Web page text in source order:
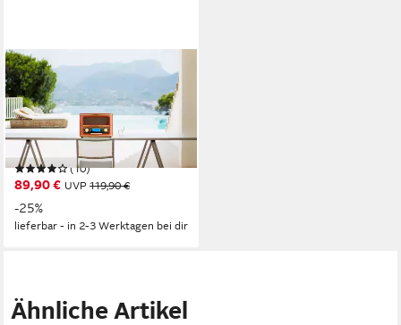
CYBERLUX
CL-3050
Multifunktionsspieler (keins,
Bluetooth, Retrodesign, LCD-
Display, Bluetooth)
(10)
89,90 € UVP 119,90 €
-25%
lieferbar - in 2-3 Werktagen bei dir
Ähnliche Artikel